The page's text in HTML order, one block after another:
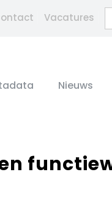
Vacatures
Nieuws